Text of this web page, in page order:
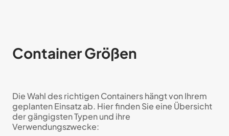
Container Größen
Die Wahl des richtigen Containers hängt von Ihrem
geplanten Einsatz ab. Hier finden Sie eine Übersicht
der gängigsten Typen und ihre
Verwendungszwecke: